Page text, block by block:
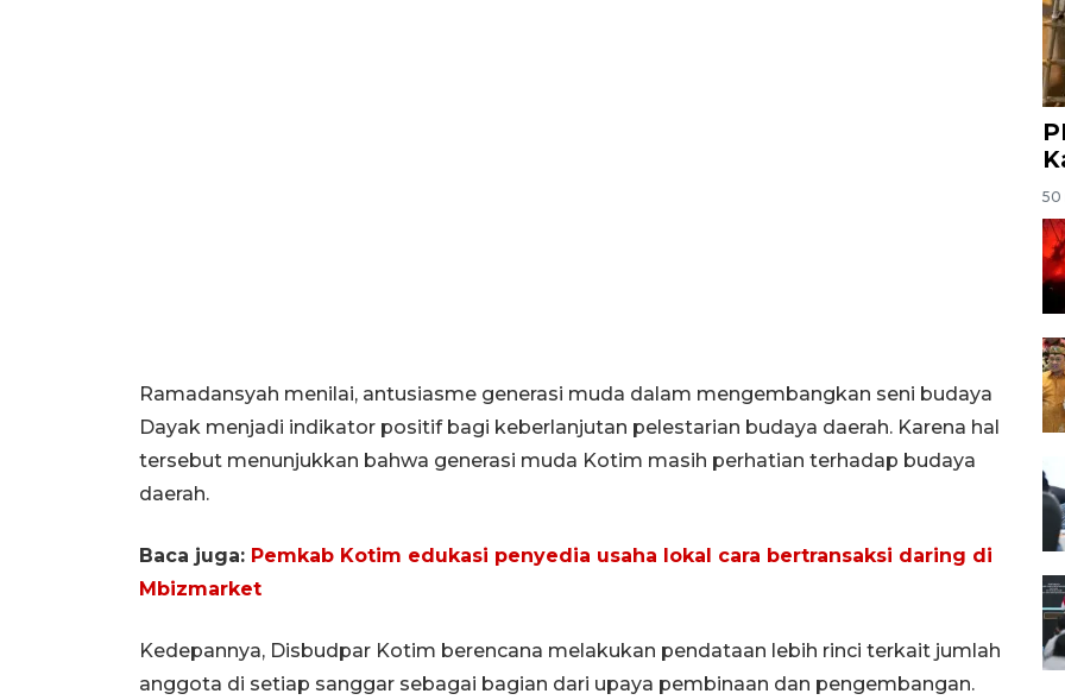
Ramadansyah menilai, antusiasme generasi muda dalam mengembangkan seni budaya
Dayak menjadi indikator positif bagi keberlanjutan pelestarian budaya daerah. Karena hal
tersebut menunjukkan bahwa generasi muda Kotim masih perhatian terhadap budaya
daerah.
Baca juga: Pemkab Kotim edukasi penyedia usaha lokal cara bertransaksi daring di
Mbizmarket
Kedepannya, Disbudpar Kotim berencana melakukan pendataan lebih rinci terkait jumlah
anggota di setiap sanggar sebagai bagian dari upaya pembinaan dan pengembangan.
50